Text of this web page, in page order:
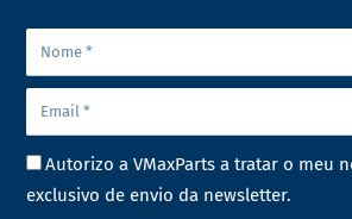
Autorizo a VMaxParts a tratar o meu
exclusivo de envio da newsletter.